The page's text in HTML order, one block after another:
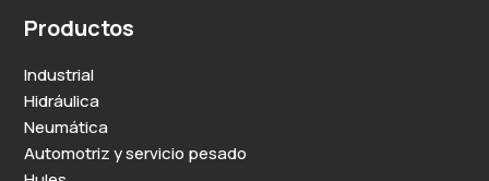
Productos
Industrial
Hidráulica
Neumática
Automotriz y servicio pesado